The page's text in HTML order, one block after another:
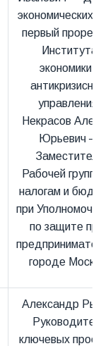
экономических
первый
Института
экономики и
управления;
Некрасов
Юрьевич —
Заместитель
Рабочей
налогам и
при
по защите
городе
Александр
ключевых